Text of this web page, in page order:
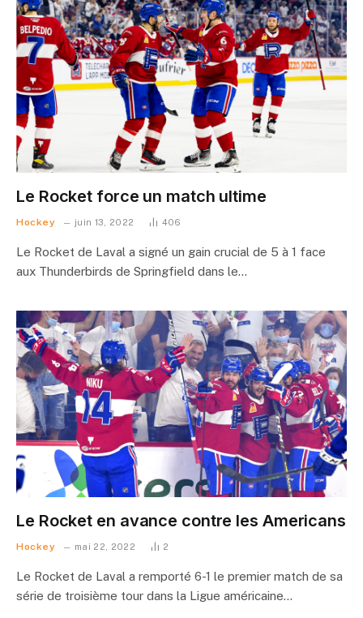
Le Rocket force un match ultime
Hockey juin 13, 2022 406
Le Rocket de Laval a signé un gain crucial de 5 à 1 face
aux Thunderbirds de Springfield dans le…
Le Rocket en avance contre les Americans
Hockey mai 22, 2022 2
Le Rocket de Laval a remporté 6-1 le premier match de sa
série de troisième tour dans la Ligue américaine…